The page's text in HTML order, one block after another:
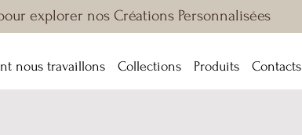
explorer nos Créations Personnalisées
nous travaillons Collections Produits Contacts